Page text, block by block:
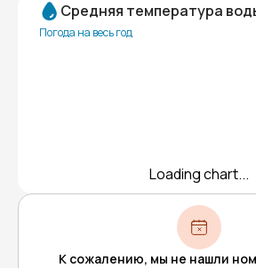
Средняя температура
Погода на весь год
Loading chart...
К сожалению, мы не нашли